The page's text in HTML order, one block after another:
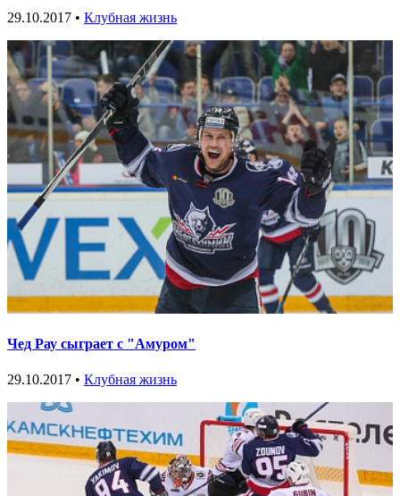
29.10.2017 • Клубная жизнь
Чед Рау сыграет с "Амуром"
29.10.2017 • Клубная жизнь